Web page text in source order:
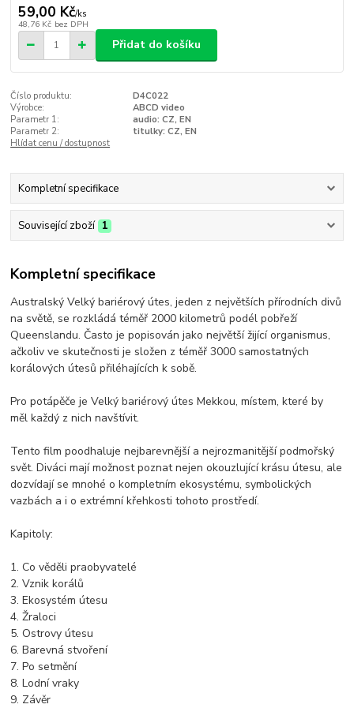
59,00 Kč/ks
48,76 Kč bez DPH
Přidat do košíku
Číslo produktu:
D4C022
Výrobce:
ABCD video
Parametr 1:
audio: CZ, EN
Parametr 2:
titulky: CZ, EN
Hlídat cenu / dostupnost
Kompletní specifikace
Související zboží 1
Kompletní specifikace
Australský Velký bariérový útes, jeden z největších přírodních divů
na světě, se rozkládá téměř 2000 kilometrů podél pobřeží
Queenslandu. Často je popisován jako největší žijící organismus,
ačkoliv ve skutečnosti je složen z téměř 3000 samostatných
korálových útesů přiléhajících k sobě.
Pro potápěče je Velký bariérový útes Mekkou, místem, které by
měl každý z nich navštívit.
Tento film poodhaluje nejbarevnější a nejrozmanitější podmořský
svět. Diváci mají možnost poznat nejen okouzlující krásu útesu, ale
dozvídají se mnohé o kompletním ekosystému, symbolických
vazbách a i o extrémní křehkosti tohoto prostředí.
Kapitoly:
1. Co věděli praobyvatelé
2. Vznik korálů
3. Ekosystém útesu
4. Žraloci
5. Ostrovy útesu
6. Barevná stvoření
7. Po setmění
8. Lodní vraky
9. Závěr